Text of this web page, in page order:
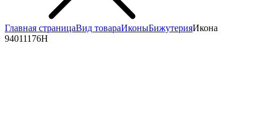
Главная страницаВид товараИконыБижутерияИкона
94011176Н